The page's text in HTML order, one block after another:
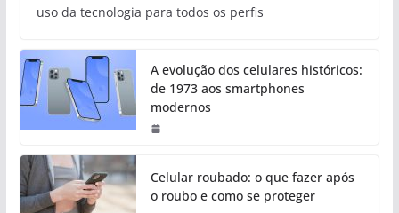
uso da tecnologia para todos os perfis
A evolução dos celulares históricos:
de 1973 aos smartphones
modernos
Celular roubado: o que fazer após
o roubo e como se proteger